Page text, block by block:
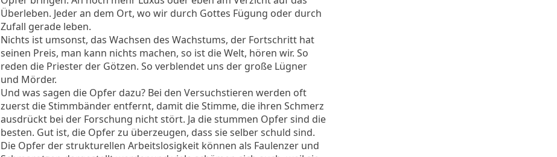
Überleben. Jeder an dem Ort, wo wir durch Gottes Fügung oder durch
Zufall gerade leben.
Nichts ist umsonst, das Wachsen des Wachstums, der Fortschritt hat
seinen Preis, man kann nichts machen, so ist die Welt, hören wir. So
reden die Priester der Götzen. So verblendet uns der große Lügner
und Mörder.
Und was sagen die Opfer dazu? Bei den Versuchstieren werden oft
zuerst die Stimmbänder entfernt, damit die Stimme, die ihren Schmerz
ausdrückt bei der Forschung nicht stört. Ja die stummen Opfer sind die
besten. Gut ist, die Opfer zu überzeugen, dass sie selber schuld sind.
Die Opfer der strukturellen Arbeitslosigkeit können als Faulenzer und